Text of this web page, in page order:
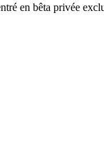
en bêta privée